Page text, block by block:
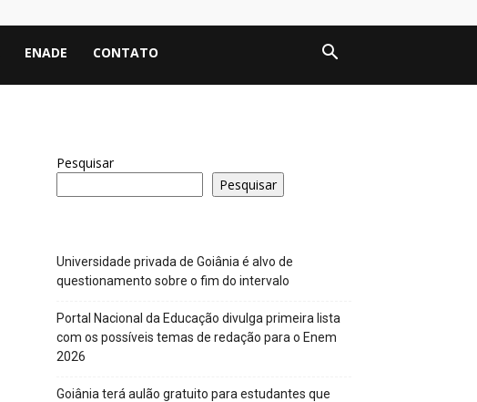
ENADE CONTATO
Pesquisar
Pesquisar
Universidade privada de Goiânia é alvo de
questionamento sobre o fim do intervalo
Portal Nacional da Educação divulga primeira lista
com os possíveis temas de redação para o Enem
2026
Goiânia terá aulão gratuito para estudantes que